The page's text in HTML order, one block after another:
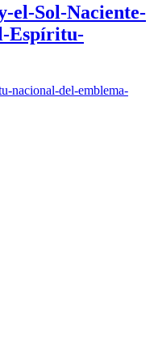
el-Sol-Naciente-
Espíritu-